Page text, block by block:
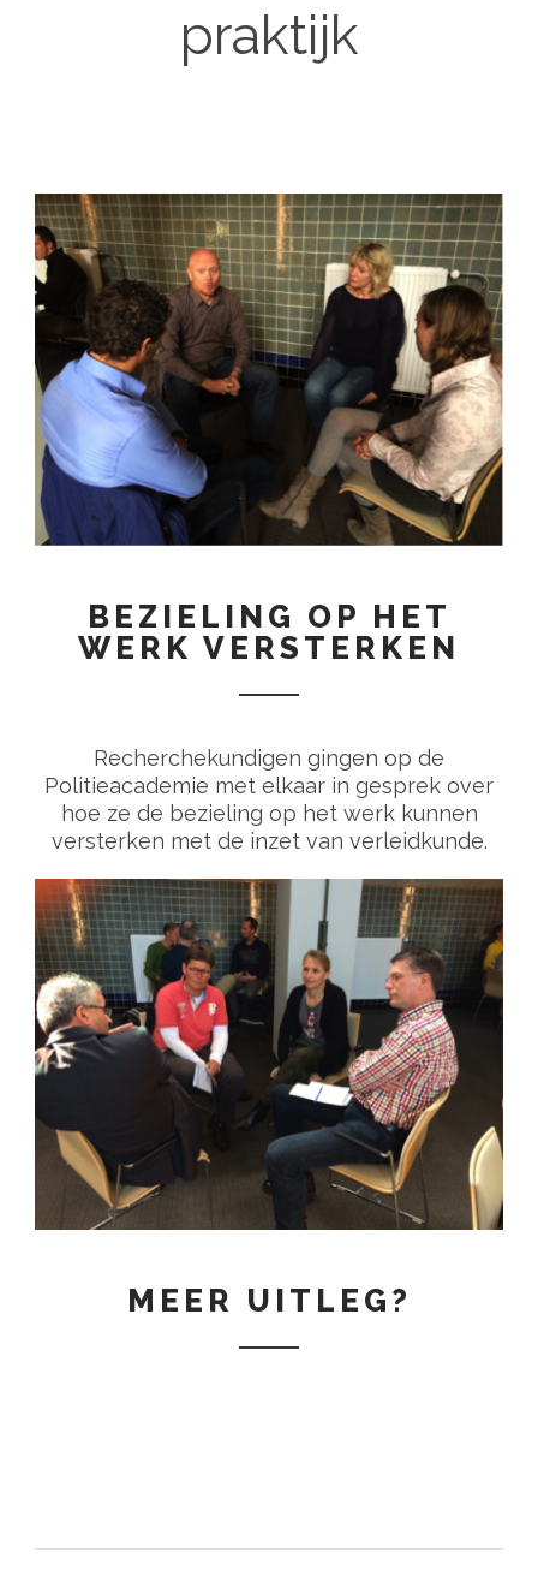
praktijk
BEZIELING OP HET
WERK VERSTERKEN
Recherchekundigen gingen op de
Politieacademie met elkaar in gesprek over
hoe ze de bezieling op het werk kunnen
versterken met de inzet van verleidkunde.
MEER UITLEG?